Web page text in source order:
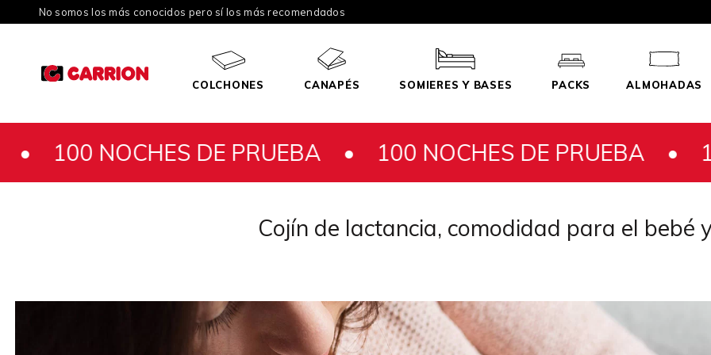
No somos los más conocidos pero sí los más recomendados
COLCHONES CANAPÉS SOMIERES Y BASES PACKS ALMOHADAS
DE PRUEBA •100 NOCHES DE PRUEBA •100
Cojín de lactancia, comodidad para el bebé